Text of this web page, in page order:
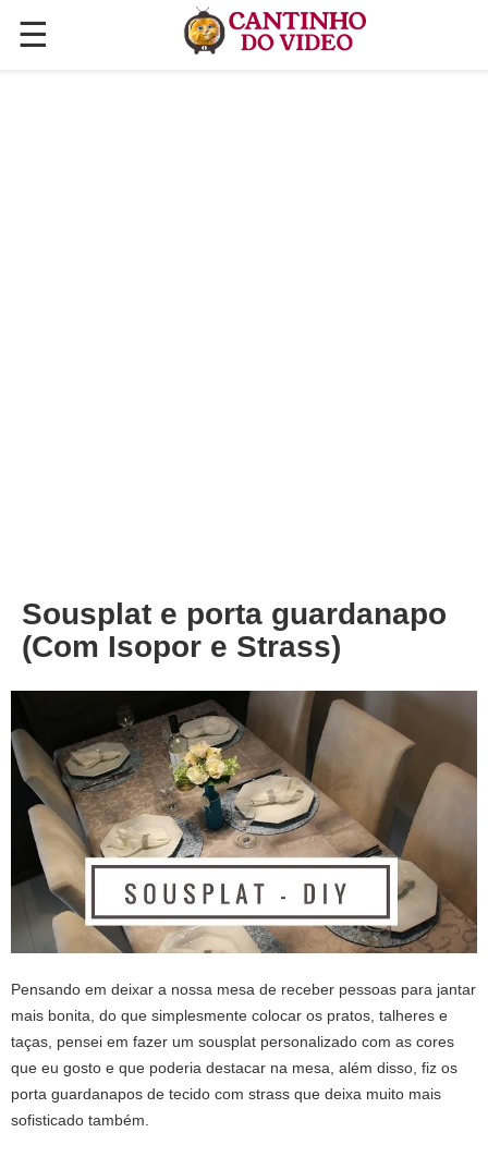
☰
✕
Sousplat e porta guardanapo
(Com Isopor e Strass)
Pensando em deixar a nossa mesa de receber pessoas para jantar
mais bonita, do que simplesmente colocar os pratos, talheres e
taças, pensei em fazer um sousplat personalizado com as cores
que eu gosto e que poderia destacar na mesa, além disso, fiz os
porta guardanapos de tecido com strass que deixa muito mais
sofisticado também.